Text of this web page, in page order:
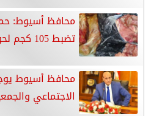
محافظ أسيوط:
تضبط 105 كجم لحوم ودواجن
محافظ أسيوط
الاجتماعي